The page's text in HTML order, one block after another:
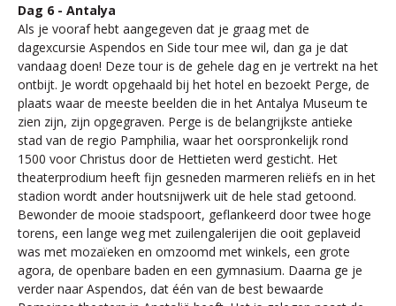
Dag 6 - Antalya
Als je vooraf hebt aangegeven dat je graag met de
dagexcursie Aspendos en Side tour mee wil, dan ga je dat
vandaag doen! Deze tour is de gehele dag en je vertrekt na het
ontbijt. Je wordt opgehaald bij het hotel en bezoekt Perge, de
plaats waar de meeste beelden die in het Antalya Museum te
zien zijn, zijn opgegraven. Perge is de belangrijkste antieke
stad van de regio Pamphilia, waar het oorspronkelijk rond
1500 voor Christus door de Hettieten werd gesticht. Het
theaterprodium heeft fijn gesneden marmeren reliëfs en in het
stadion wordt ander houtsnijwerk uit de hele stad getoond.
Bewonder de mooie stadspoort, geflankeerd door twee hoge
torens, een lange weg met zuilengalerijen die ooit geplaveid
was met mozaïeken en omzoomd met winkels, een grote
agora, de openbare baden en een gymnasium. Daarna ge je
verder naar Aspendos, dat één van de best bewaarde